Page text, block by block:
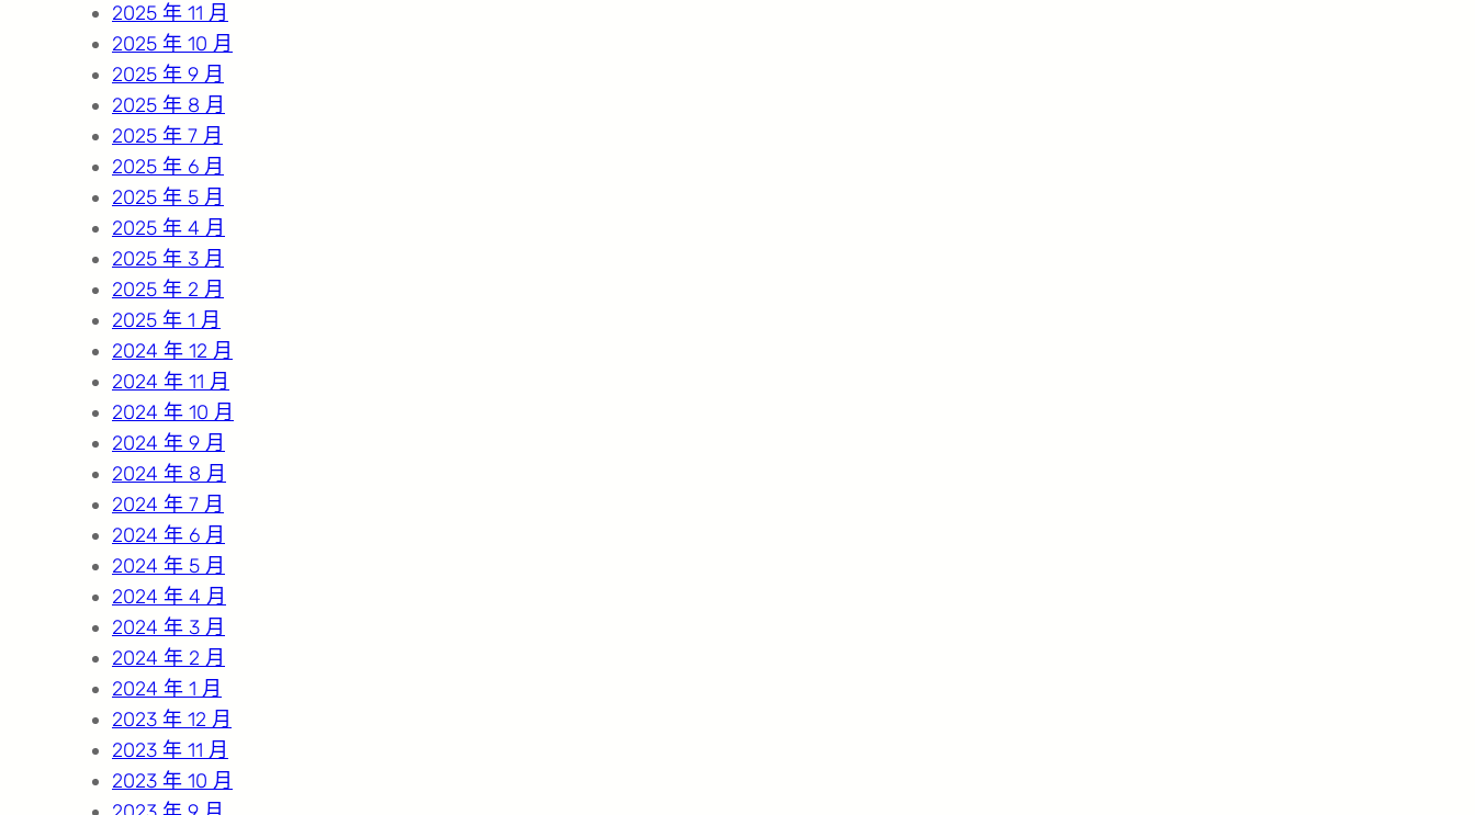
2025 年 11 月
2025 年 10 月
2025 年 9 月
2025 年 8 月
2025 年 7 月
2025 年 6 月
2025 年 5 月
2025 年 4 月
2025 年 3 月
2025 年 2 月
2025 年 1 月
2024 年 12 月
2024 年 11 月
2024 年 10 月
2024 年 9 月
2024 年 8 月
2024 年 7 月
2024 年 6 月
2024 年 5 月
2024 年 4 月
2024 年 3 月
2024 年 2 月
2024 年 1 月
2023 年 12 月
2023 年 11 月
2023 年 10 月